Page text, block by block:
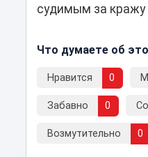
судимым за кражу
Что думаете об
Нравится 0
Забавно 0
Возмутительно 0